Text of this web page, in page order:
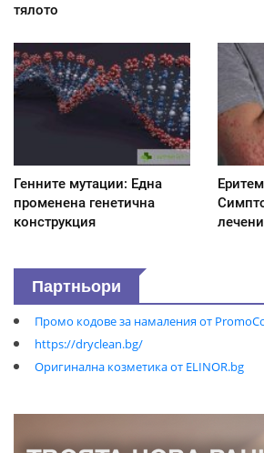
тялото
Генните мутации: Една
променена генетична
конструкция
Партньори
Промо кодове за намаления от
https://dryclean.bg/
Оригинална козметика от ELINOR.bg